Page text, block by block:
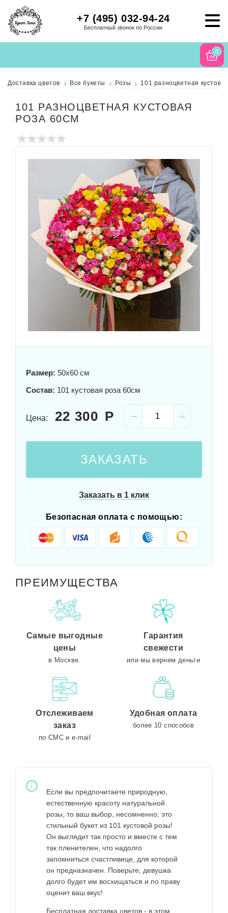
+7 (495) 032-94-24
Бесплатный звонок по России
0
Доставка цветов Все букеты Розы 101 разноцветная
101 РАЗНОЦВЕТНАЯ КУСТОВАЯ
РОЗА 60СМ
Размер: 50x60 см
Состав: 101 кустовая роза 60см
Цена: 22 300
ЗАКАЗАТЬ
Заказать в 1 клик
Безопасная оплата с помощью:
ПРЕИМУЩЕСТВА
Самые выгодные
цены
в Москве.
Гарантия
свежести
или мы вернем деньги
Отслеживаем
заказ
по СМС и e-mail
Удобная оплата
более 10 способов
Если вы предпочитаете природную,
естественную красоту натуральной
розы, то ваш выбор, несомненно, это
стильный букет из 101 кустовой розы!
Он выглядит так просто и вместе с тем
так пленителен, что надолго
запомниться счастливице, для которой
он предназначен. Поверьте, девушка
долго будет им восхищаться и по праву
оценит ваш вкус!
Бесплатная доставка цветов - в этом